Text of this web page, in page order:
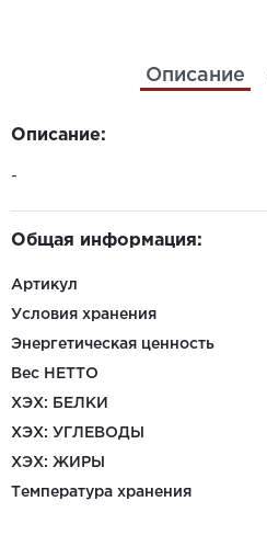
Описание
Описание:
-
Общая информация:
Артикул
Условия хранения
Энергетическая ценность
Вес НЕТТО
ХЭХ: БЕЛКИ
ХЭХ: УГЛЕВОДЫ
ХЭХ: ЖИРЫ
Температура хранения